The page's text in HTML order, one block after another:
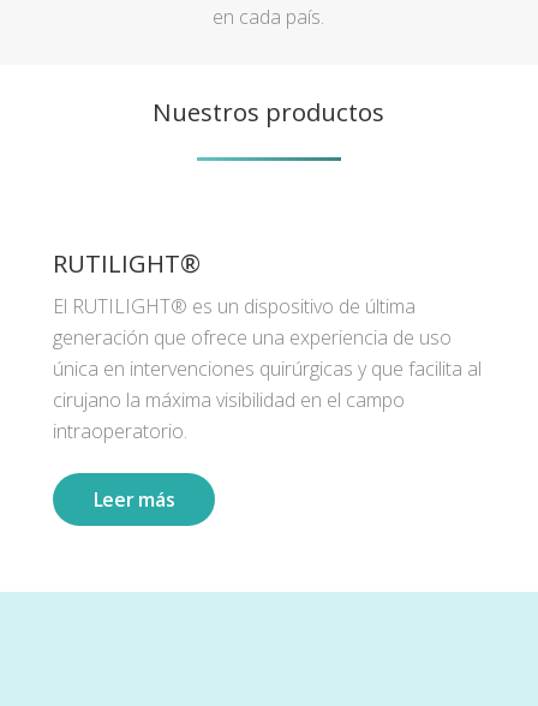
en cada país.
Nuestros productos
RUTILIGHT®
El RUTILIGHT® es un dispositivo de última
generación que ofrece una experiencia de uso
única en intervenciones quirúrgicas y que facilita al
cirujano la máxima visibilidad en el campo
intraoperatorio.
Leer más